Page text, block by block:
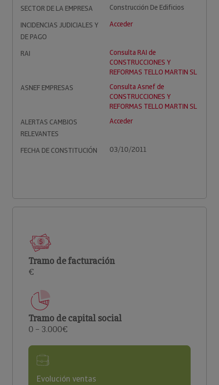
SECTOR DE LA EMPRESA
Construcción De Edificios
INCIDENCIAS JUDICIALES Y
DE PAGO
Acceder
RAI
Consulta RAI de
CONSTRUCCIONES Y
REFORMAS TELLO MARTIN SL
ASNEF EMPRESAS
Consulta Asnef de
CONSTRUCCIONES Y
REFORMAS TELLO MARTIN SL
ALERTAS CAMBIOS
RELEVANTES
Acceder
FECHA DE CONSTITUCIÓN 03/10/2011
Tramo de facturación
€
Tramo de capital social
0 – 3.000€
Evolución ventas